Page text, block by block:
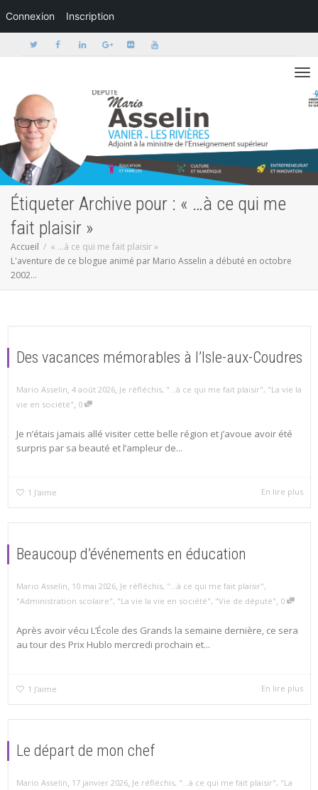
Connexion Inscription
Activer/
Étiqueter Archive pour : « …à ce qui me
fait plaisir »
Accueil
« …à ce qui me fait plaisir »
L'aventure de ce blogue animé par Mario Asselin a débuté en octobre
2002...
Des vacances mémorables à l’Isle-aux-Coudres
Mario Asselin, 4 août 2026, Je réfléchis, "...à ce qui me fait plaisir", "La vie la
vie en société", 0
Je n’étais jamais allé visiter cette belle région et j’avoue avoir été
surpris par sa beauté et l’ampleur de...
1 J'aime En lire plus
Beaucoup d’événements en éducation
Mario Asselin, 10 mai 2026, Je réfléchis, "...à ce qui me fait plaisir",
"Administration scolaire", "La vie la vie en société", "Vie de député", 0
Après avoir vécu L’École des Grands la semaine dernière, ce sera
au tour des Prix Hublo mercredi prochain et...
1 J'aime En lire plus
Le départ de mon chef
Mario Asselin, 17 janvier 2026, Je réfléchis, "...à ce qui me fait plaisir", "La